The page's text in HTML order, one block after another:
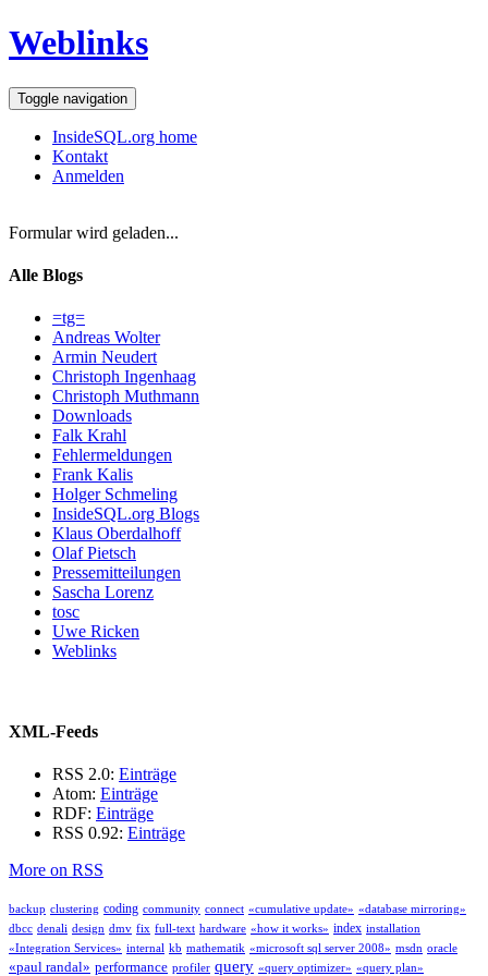
Weblinks
Toggle navigation
InsideSQL.org home
Kontakt
Anmelden
Formular wird geladen...
Alle Blogs
=tg=
Andreas Wolter
Armin Neudert
Christoph Ingenhaag
Christoph Muthmann
Downloads
Falk Krahl
Fehlermeldungen
Frank Kalis
Holger Schmeling
InsideSQL.org Blogs
Klaus Oberdalhoff
Olaf Pietsch
Pressemitteilungen
Sascha Lorenz
tosc
Uwe Ricken
Weblinks
XML-Feeds
RSS 2.0: Einträge
Atom: Einträge
RDF: Einträge
RSS 0.92: Einträge
More on RSS
backup clustering coding community connect «cumulative update» «database mirroring»
dbcc denali design dmv fix full-text hardware «how it works» index installation
«Integration Services» internal kb mathematik «microsoft sql server 2008» msdn oracle
«paul randal» performance profiler query «query optimizer» «query plan»